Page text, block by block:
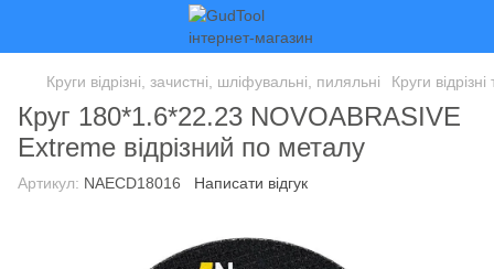
Круги відрізні, зачистні, шліфувальні, пиляльні Круги
Круг 180*1.6*22.23 NOVOABRASIVE
Extreme відрізний по металу
Артикул: NAECD18016 Написати відгук